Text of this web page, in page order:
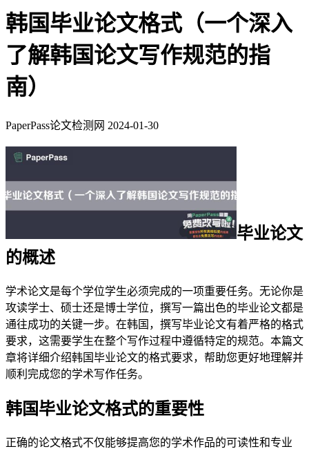
韩国毕业论文格式（一个深入
了解韩国论文写作规范的指
南）
PaperPass论文检测网 2024-01-30
毕业论文
的概述
学术论文是每个学位学生必须完成的一项重要任务。无论你是
攻读学士、硕士还是博士学位，撰写一篇出色的毕业论文都是
通往成功的关键一步。在韩国，撰写毕业论文有着严格的格式
要求，这需要学生在整个写作过程中遵循特定的规范。本篇文
章将详细介绍韩国毕业论文的格式要求，帮助您更好地理解并
顺利完成您的学术写作任务。
韩国毕业论文格式的重要性
正确的论文格式不仅能够提高您的学术作品的可读性和专业